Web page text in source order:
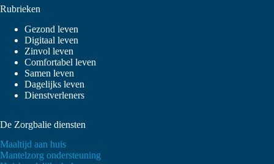
Rubrieken
Gezond leven
Digitaal leven
Zinvol leven
Comfortabel leven
Samen leven
Dagelijks leven
Dienstverleners
De Zorgbalie diensten
Maaltijd aan huis
Mantelzorg ondersteuning